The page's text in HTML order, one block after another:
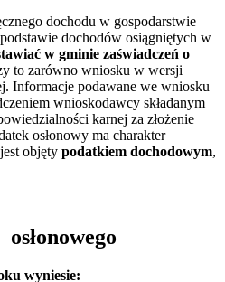
dochodu w gospodarstwie
dochodów osiągniętych w
w gminie zaświadczeń o
to zarówno wniosku w wersji
Informacje podawane we wniosku
wnioskodawcy składanym
karnej za złożenie
osłonowy ma charakter
objęty podatkiem dochodowym,
wyniesie: